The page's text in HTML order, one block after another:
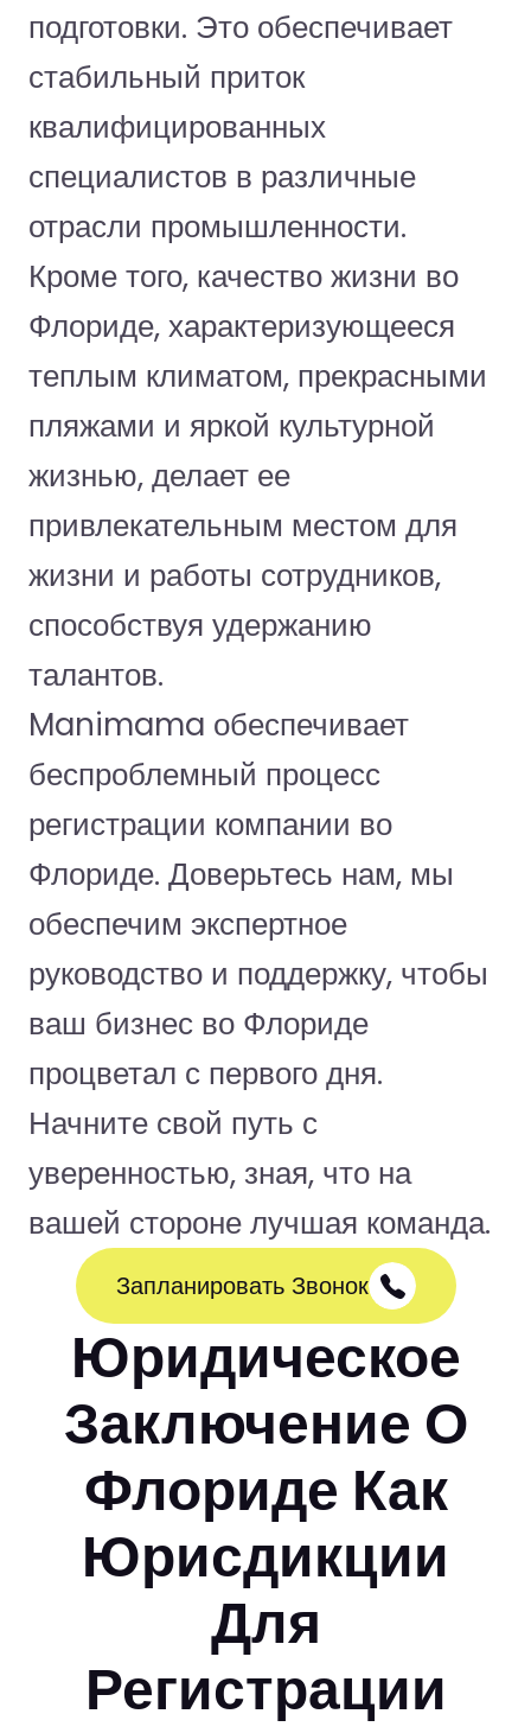
подготовки. Это обеспечивает
стабильный приток
квалифицированных
специалистов в различные
отрасли промышленности.
Кроме того, качество жизни во
Флориде, характеризующееся
теплым климатом, прекрасными
пляжами и яркой культурной
жизнью, делает ее
привлекательным местом для
жизни и работы сотрудников,
способствуя удержанию
талантов.
Manimama обеспечивает
беспроблемный процесс
регистрации компании во
Флориде. Доверьтесь нам, мы
обеспечим экспертное
руководство и поддержку, чтобы
ваш бизнес во Флориде
процветал с первого дня.
Начните свой путь с
уверенностью, зная, что на
вашей стороне лучшая команда.
Запланировать Звонок
Юридическое
Заключение О
Флориде Как
Юрисдикции
Для
Регистрации